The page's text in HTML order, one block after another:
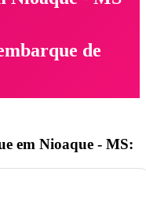
de
em Nioaque - MS: